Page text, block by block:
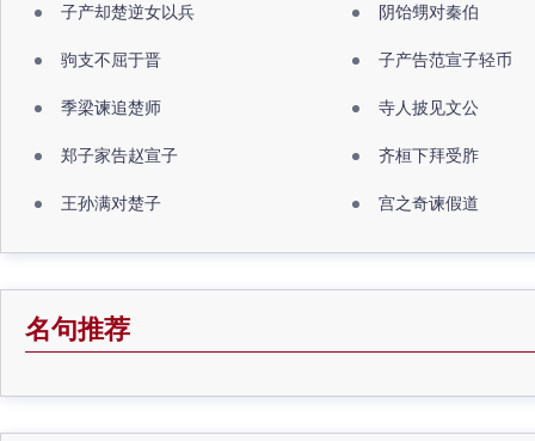
子产却楚逆女以兵 阴饴甥对秦伯
驹支不屈于晋 子产告范宣子轻币
季梁谏追楚师 寺人披见文公
郑子家告赵宣子 齐桓下拜受胙
王孙满对楚子 宫之奇谏假道
名句推荐